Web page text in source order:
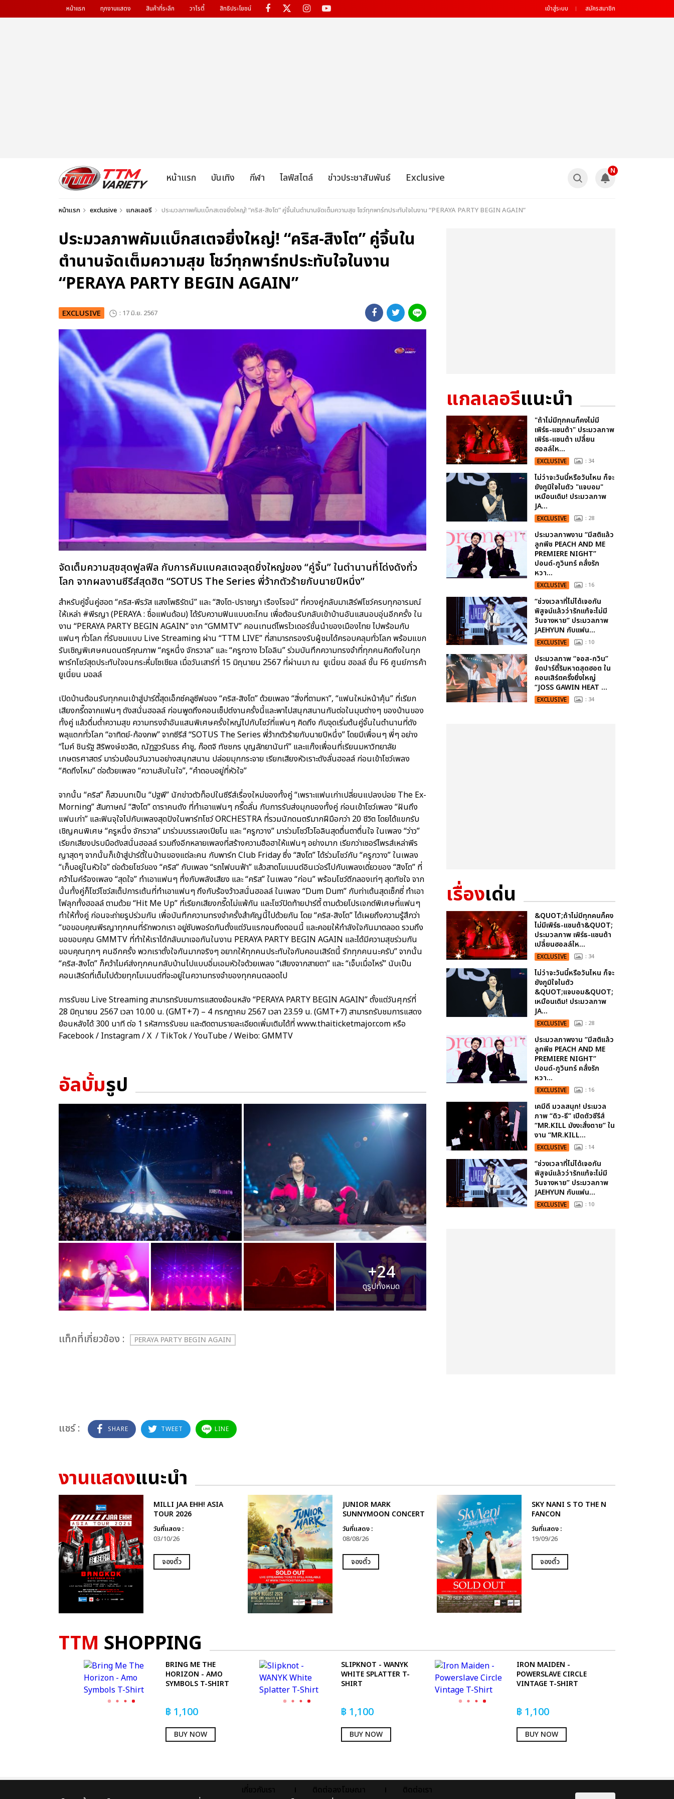
หน้าแรก ทุกงานแสดง สินค้าที่ระลึก วาไรตี้ สิทธิประโยชน์ เข้าสู่ระบบ สมัครสมาชิก
หน้าแรก บันเทิง กีฬา ไลฟ์สไตล์ ข่าวประชาสัมพันธ์ Exclusive
N
หน้าแรก exclusive แกลเลอรี ประมวลภาพคัมแบ็กสเตจยิ่งใหญ่! “คริส-สิงโต” คู่จิ้นในตำนานจัดเต็มความสุข โชว์ทุกพาร์ทประทับใจในงาน “PERAYA PARTY BEGIN AGAIN”
ประมวลภาพคัมแบ็กสเตจยิ่งใหญ่! “คริส-สิงโต” คู่จิ้นใน
ตำนานจัดเต็มความสุข โชว์ทุกพาร์ทประทับใจในงาน
“PERAYA PARTY BEGIN AGAIN”
EXCLUSIVE : 17 มิ.ย. 2567
จัดเต็มความสุขสุดฟูลฟีล กับการคัมแบคสเตจสุดยิ่งใหญ่ของ “คู่จิ้น” ในตำนานที่โด่งดังทั่ว
โลก จากผลงานซีรีส์สุดฮิต “SOTUS The Series พี่ว้ากตัวร้ายกับนายปีหนึ่ง”
สำหรับคู่จิ้นคู่ฮอต “คริส-พีรวัส แสงโพธิรัตน์” และ “สิงโต-ปราชญา เรืองโรจน์” ที่ควงคู่กลับมาเสิร์ฟโชว์ครบทุกอารมณ์
ให้เหล่า #พีรญา (PERAYA : ชื่อแฟนด้อม) ได้รับความฟินแบบตะโกน เพื่อต้อนรับกลับเข้าบ้านอันแสนอบอุ่นอีกครั้ง ใน
งาน “PERAYA PARTY BEGIN AGAIN” จาก “GMMTV” คอนเทนต์โพรไวเดอร์ชั้นนำของเมืองไทย ไปพร้อมกับ
แฟนๆ ทั่วโลก ที่รับชมแบบ Live Streaming ผ่าน “TTM LIVE” ที่สามารถรองรับผู้ชมได้ครอบคลุมทั่วโลก พร้อมแขก
รับเชิญพิเศษคนดนตรีคุณภาพ “ครูหนึ่ง จักรวาล” และ “ครูกวาง ไวโอลิน” ร่วมบันทึกความทรงจำที่ทุกคนคิดถึงในทุก
พาร์ทโชว์สุดประทับใจจนกระหึ่มโซเชียล เมื่อวันเสาร์ที่ 15 มิถุนายน 2567 ที่ผ่านมา ณ ยูเนี่ยน ฮอลล์ ชั้น F6 ศูนย์การค้า
ยูเนี่ยน มอลล์
เปิดบ้านต้อนรับทุกคนเข้าสู่ปาร์ตี้สุดเอ็กซ์คลูซีฟของ “คริส-สิงโต” ด้วยเพลง “สิ่งที่ตามหา”, “แฟนใหม่หน้าคุ้น” ที่เรียก
เสียงกรี๊ดจากแฟนๆ ดังสนั่นฮอลล์ ก่อนพูดถึงคอนเซ็ปต์งานครั้งนี้และพาไปสนุกสนานกันต่อในมุมต่างๆ ของบ้านของ
ทั้งคู่ แล้วดื่มด่ำความสุข ความทรงจำอันแสนพิเศษครั้งใหญ่ไปกับโชว์ที่แฟนๆ คิดถึง กับจุดเริ่มต้นคู่จิ้นในตำนานที่ดัง
พลุแตกทั่วโลก “อาทิตย์-ก้องภพ” จากซีรีส์ “SOTUS The Series พี่ว้ากตัวร้ายกับนายปีหนึ่ง” โดยมีเพื่อนๆ พี่ๆ อย่าง
“ไมค์ ชินรัฐ สิริพงษ์ชวลิต, ณัฏฐวรันธร คำชู, ก๊อตจิ ทัชชกร บุญลัภยานันท์” และแก๊งเพื่อนที่เรียนมหาวิทยาลัย
เกษตรศาสตร์ มาร่วมย้อนวันวานอย่างสนุกสนาน ปล่อยมุกกระจาย เรียกเสียงหัวเราะดังลั่นฮอลล์ ก่อนเข้าโชว์เพลง
“คิดถึงไหม” ต่อด้วยเพลง “ความลับในใจ”, “คำตอบอยู่ที่หัวใจ”
จากนั้น “คริส” ก็สวมบทเป็น “ปฐพี” นักข่าวตัวท็อปในซีรีส์เรื่องใหม่ของทั้งคู่ “เพราะแฟนเก่าเปลี่ยนแปลงบ่อย The Ex-
Morning” สัมภาษณ์ “สิงโต” ดาราคนดัง ที่ทำเอาแฟนๆ กรี๊ดลั่น กับการรับส่งมุกของทั้งคู่ ก่อนเข้าโชว์เพลง “ฝันถึง
แฟนเก่า” และฟินจุใจไปกับเพลงสุดปังในพาร์ทโชว์ ORCHESTRA ที่รวมนักดนตรีมากฝีมือกว่า 20 ชีวิต โดยได้แขกรับ
เชิญคนพิเศษ “ครูหนึ่ง จักรวาล” มาร่วมบรรเลงเปียโน และ “ครูกวาง” มาร่วมโชว์ไวโอลินสุดตื่นตาตื่นใจ ในเพลง “ว่าว”
เรียกเสียงปรบมือดังสนั่นฮอลล์ รวมถึงอีกหลายเพลงที่สร้างความฮือฮาให้แฟนๆ อย่างมาก เรียกว่าเซอร์ไพรส์เหล่าพีร
ญาสุดๆ จากนั้นก็เข้าสู่ปาร์ตี้ในบ้านของแต่ละคน กับพาร์ท Club Friday ซึ่ง “สิงโต” ได้ร่วมโชว์กับ “ครูกวาง” ในเพลง
“เก็บอยู่ในหัวใจ” ต่อด้วยโชว์ของ “คริส” กับเพลง “รถไฟบนฟ้า” แล้วสาดโมเมนต์อินเว่อร์ไปกับเพลงเดี่ยวของ “สิงโต” ที่
คว้าไมค์ร้องเพลง “สุดใจ” ทำเอาแฟนๆ ทึ่งกับพลังเสียง และ “คริส” ในเพลง “ก่อน” พร้อมโชว์ตีกลองเท่ๆ สุดทัชใจ จาก
นั้นทั้งคู่ก็โชว์โชว์สเต็ปการเต้นที่ทำเอาแฟนๆ ถึงกับร้องว้าวสนั่นฮอลล์ ในเพลง “Dum Dum” กับท่าเต้นสุดเซ็กซี่ ทำเอา
ไฟลุกทั้งฮอลล์ ตามด้วย “Hit Me Up” ที่เรียกเสียงกรี๊ดไม่แพ้กัน และโชว์ปิดท้ายปาร์ตี้ ตามด้วยโปรเจกต์พิเศษที่แฟนๆ
ทำให้ทั้งคู่ ก่อนจะถ่ายรูปร่วมกัน เพื่อบันทึกความทรงจำครั้งสำคัญนี้ไปด้วยกัน โดย “คริส-สิงโต” ได้เผยถึงความรู้สึกว่า
“ขอขอบคุณพีรญาทุกคนที่รักพวกเรา อยู่ซับพอร์ตกันตั้งแต่วันแรกจนถึงตอนนี้ และคอยให้กำลังใจกันมาตลอด รวมถึง
ขอขอบคุณ GMMTV ที่ทำให้เราได้กลับมาเจอกันในงาน PERAYA PARTY BEGIN AGAIN และได้มีความสุขร่วมกัน
ขอบคุณทุกๆ คนอีกครั้ง พวกเราตั้งใจกันมากจริงๆ อยากให้ทุกคนประทับใจกับคอนเสิร์ตนี้ รักทุกคนนะครับ” จากนั้น
“คริส-สิงโต” ก็คว้าไมค์ส่งทุกคนกลับบ้านไปแบบอิ่มเอมหัวใจด้วยเพลง “เสียงจากสายตา” และ “เจ็บเมื่อไหร่” นับเป็น
คอนเสิร์ตที่เต็มไปด้วยทุกโมเมนต์ที่จะอยู่ในความทรงจำของทุกคนตลอดไป
การรับชม Live Streaming สามารถรับชมการแสดงย้อนหลัง “PERAYA PARTY BEGIN AGAIN” ตั้งแต่วันศุกร์ที่
28 มิถุนายน 2567 เวลา 10.00 น. (GMT+7) – 4 กรกฎาคม 2567 เวลา 23.59 น. (GMT+7) สามารถรับชมการแสดง
ย้อนหลังได้ 300 นาที ต่อ 1 รหัสการรับชม และติดตามรายละเอียดเพิ่มเติมได้ที่ www.thaiticketmajor.com หรือ
Facebook / Instagram / X / TikTok / YouTube / Weibo: GMMTV
อัลบั้มรูป
+24
ดูรูปทั้งหมด
เเท็กที่เกี่ยวข้อง : PERAYA PARTY BEGIN AGAIN
แชร์ : SHARE TWEET LINE
แกลเลอรีแนะนำ
"ถ้าไม่มีทุกคนก็คงไม่มี
เพิร์ธ-แซนต้า" ประมวลภาพ
เพิร์ธ-แซนต้า เปลี่ยน
ฮอลล์ให...
EXCLUSIVE : 34
ไม่ว่าจะวันนี้หรือวันไหน ก็จะ
ยังภูมิใจในตัว "แจบอม"
เหมือนเดิม! ประมวลภาพ
JA...
EXCLUSIVE : 28
ประมวลภาพงาน “มีสติแล้ว
ลูกพีช PEACH AND ME
PREMIERE NIGHT”
ปอนด์-ภูวินทร์ คลั่งรัก
หวา...
EXCLUSIVE : 16
“ช่วงเวลาที่ไม่ได้เจอกัน
พิสูจน์แล้วว่ารักแท้จะไม่มี
วันจางหาย” ประมวลภาพ
JAEHYUN กับแฟน...
EXCLUSIVE : 10
ประมวลภาพ “จอส-กวิน”
จัดปาร์ตี้ริมหาดสุดฮอต ใน
คอนเสิร์ตครั้งยิ่งใหญ่
“JOSS GAWIN HEAT ...
EXCLUSIVE : 34
เรื่องเด่น
&QUOT;ถ้าไม่มีทุกคนก็คง
ไม่มีเพิร์ธ-แซนต้า&QUOT;
ประมวลภาพ เพิร์ธ-แซนต้า
เปลี่ยนฮอลล์ให...
EXCLUSIVE : 34
ไม่ว่าจะวันนี้หรือวันไหน ก็จะ
ยังภูมิใจในตัว
&QUOT;แจบอม&QUOT;
เหมือนเดิม! ประมวลภาพ
JA...
EXCLUSIVE : 28
ประมวลภาพงาน “มีสติแล้ว
ลูกพีช PEACH AND ME
PREMIERE NIGHT”
ปอนด์-ภูวินทร์ คลั่งรัก
หวา...
EXCLUSIVE : 16
เคมีดี มวลสนุก! ประมวล
ภาพ “ดิว-ธี” เปิดตัวซีรีส์
“MR.KILL มังงะสั่งตาย” ใน
งาน “MR.KILL...
EXCLUSIVE : 14
“ช่วงเวลาที่ไม่ได้เจอกัน
พิสูจน์แล้วว่ารักแท้จะไม่มี
วันจางหาย” ประมวลภาพ
JAEHYUN กับแฟน...
EXCLUSIVE : 10
งานแสดงแนะนำ
MILLI JAA EHH! ASIA
TOUR 2026
วันที่แสดง :
03/10/26
จองตั๋ว
JUNIOR MARK
SUNNYMOON CONCERT
วันที่แสดง :
08/08/26
จองตั๋ว
SKY NANI S TO THE N
FANCON
วันที่แสดง :
19/09/26
จองตั๋ว
TTM SHOPPING
BRING ME THE
HORIZON - AMO
SYMBOLS T-SHIRT
฿ 1,100
BUY NOW
SLIPKNOT - WANYK
WHITE SPLATTER T-
SHIRT
฿ 1,100
BUY NOW
IRON MAIDEN -
POWERSLAVE CIRCLE
VINTAGE T-SHIRT
฿ 1,100
BUY NOW
เกี่ยวกับเรา ติดต่อลงโฆษณา
ติดต่อเรา